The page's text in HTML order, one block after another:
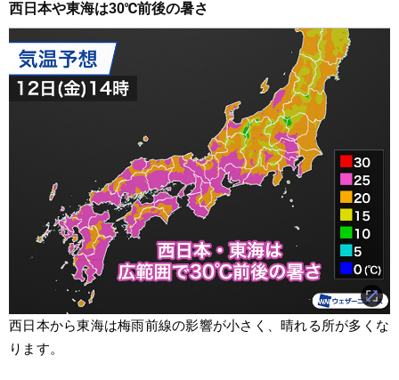
西日本や東海は30℃前後の暑さ
西日本から東海は梅雨前線の影響が小さく、晴れる所が多くな
ります。